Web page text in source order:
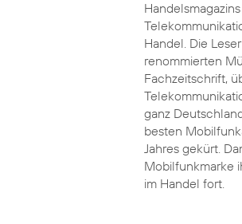
Handel. Die
renommierten
Fachzeitschrift,
ganz
besten
Jahres gekürt.
Mobilfunkmarke
im Handel fort.